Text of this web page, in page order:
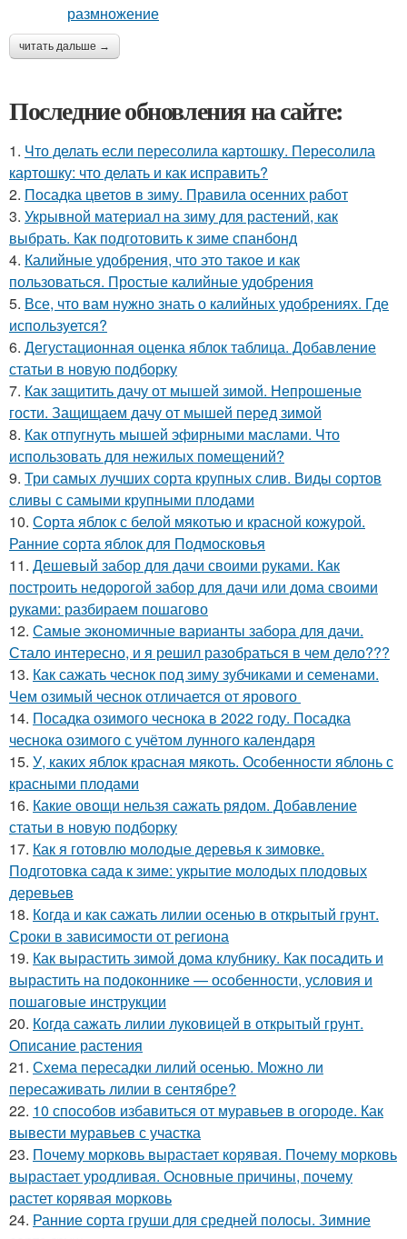
читать дальше →
Последние обновления на сайте:
1. Что делать если пересолила картошку. Пересолила
картошку: что делать и как исправить?
2. Посадка цветов в зиму. Правила осенних работ
3. Укрывной материал на зиму для растений, как
выбрать. Как подготовить к зиме спанбонд
4. Калийные удобрения, что это такое и как
пользоваться. Простые калийные удобрения
5. Все, что вам нужно знать о калийных удобрениях. Где
используется?
6. Дегустационная оценка яблок таблица. Добавление
статьи в новую подборку
7. Как защитить дачу от мышей зимой. Непрошеные
гости. Защищаем дачу от мышей перед зимой
8. Как отпугнуть мышей эфирными маслами. Что
использовать для нежилых помещений?
9. Три самых лучших сорта крупных слив. Виды сортов
сливы с самыми крупными плодами
10. Сорта яблок с белой мякотью и красной кожурой.
Ранние сорта яблок для Подмосковья
11. Дешевый забор для дачи своими руками. Как
построить недорогой забор для дачи или дома своими
руками: разбираем пошагово
12. Самые экономичные варианты забора для дачи.
Стало интересно, и я решил разобраться в чем дело???
13. Как сажать чеснок под зиму зубчиками и семенами.
Чем озимый чеснок отличается от ярового
14. Посадка озимого чеснока в 2022 году. Посадка
чеснока озимого с учётом лунного календаря
15. У, каких яблок красная мякоть. Особенности яблонь с
красными плодами
16. Какие овощи нельзя сажать рядом. Добавление
статьи в новую подборку
17. Как я готовлю молодые деревья к зимовке.
Подготовка сада к зиме: укрытие молодых плодовых
деревьев
18. Когда и как сажать лилии осенью в открытый грунт.
Сроки в зависимости от региона
19. Как вырастить зимой дома клубнику. Как посадить и
вырастить на подоконнике — особенности, условия и
пошаговые инструкции
20. Когда сажать лилии луковицей в открытый грунт.
Описание растения
21. Схема пересадки лилий осенью. Можно ли
пересаживать лилии в сентябре?
22. 10 способов избавиться от муравьев в огороде. Как
вывести муравьев с участка
23. Почему морковь вырастает корявая. Почему морковь
вырастает уродливая. Основные причины, почему
растет корявая морковь
24. Ранние сорта груши для средней полосы. Зимние